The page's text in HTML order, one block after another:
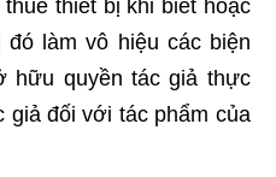
thiết bị khi biết hoặc
làm vô hiệu các biện
hữu quyền tác giả thực
giả đối với tác phẩm của